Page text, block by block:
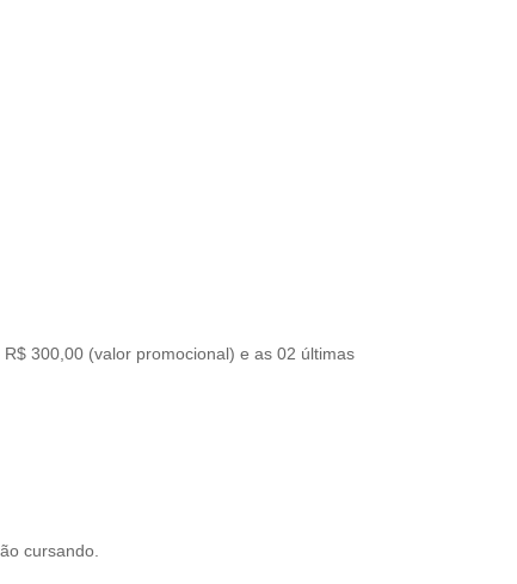
300,00 (valor promocional) e as 02 últimas
cursando.